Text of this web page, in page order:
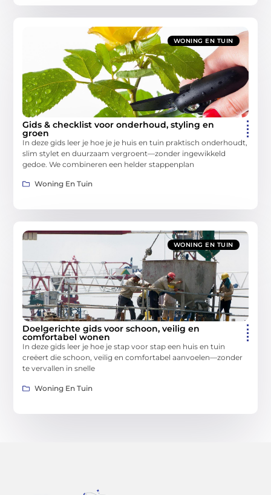
WONING EN TUIN
Gids & checklist voor onderhoud, styling en
groen
In deze gids leer je hoe je je huis en tuin praktisch onderhoudt,
slim stylet en duurzaam vergroent—zonder ingewikkeld
gedoe. We combineren een helder stappenplan
Woning En Tuin
WONING EN TUIN
Doelgerichte gids voor schoon, veilig en
comfortabel wonen
In deze gids leer je hoe je stap voor stap een huis en tuin
creëert die schoon, veilig en comfortabel aanvoelen—zonder
te vervallen in snelle
Woning En Tuin